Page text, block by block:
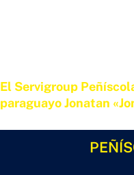
El Servigroup
paraguayo Jonatan